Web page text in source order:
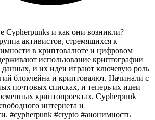
Cypherpunks и как они возникли?
активистов, стремящихся к
в криптовалюте и цифровом
использование криптографии
и их идеи играют ключевую роль
блокчейна и криптовалют. Начинали с
почтовых списках, и теперь их идеи
криптопроектах. Cypherpunk
интернета и
#cypherpunk #crypto #анонимность